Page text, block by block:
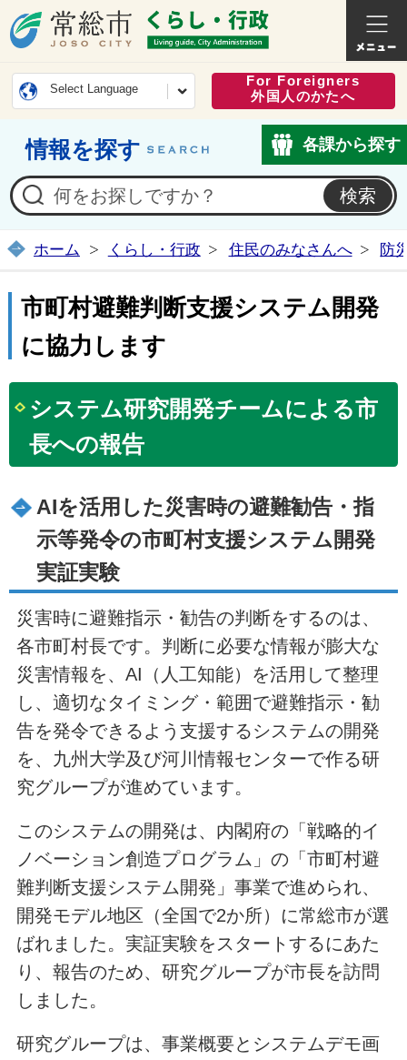
常総市公式ホームページ
くらし
Select Language
For Foreigners
外国人のかたへ
情報を探す 各課から探す
ホーム くらし・行政 住民のみなさんへ 防
市町村避難判断支援システム開発
に協力します
システム研究開発チームによる市
長への報告
AIを活用した災害時の避難勧告・指
示等発令の市町村支援システム開発
実証実験
災害時に避難指示・勧告の判断をするのは、
各市町村長です。判断に必要な情報が膨大な
災害情報を、AI（人工知能）を活用して整理
し、適切なタイミング・範囲で避難指示・勧
告を発令できるよう支援するシステムの開発
を、九州大学及び河川情報センターで作る研
究グループが進めています。
このシステムの開発は、内閣府の「戦略的イ
ノベーション創造プログラム」の「市町村避
難判断支援システム開発」事業で進められ、
開発モデル地区（全国で2か所）に常総市が選
ばれました。実証実験をスタートするにあた
り、報告のため、研究グループが市長を訪問
しました。
研究グループは、事業概要とシステムデモ画